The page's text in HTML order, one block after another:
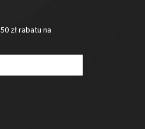
50 złrabatu na